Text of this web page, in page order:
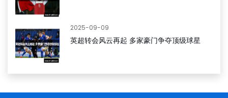
2025-09-09
英超转会风云再起 多家豪门争夺顶级球星